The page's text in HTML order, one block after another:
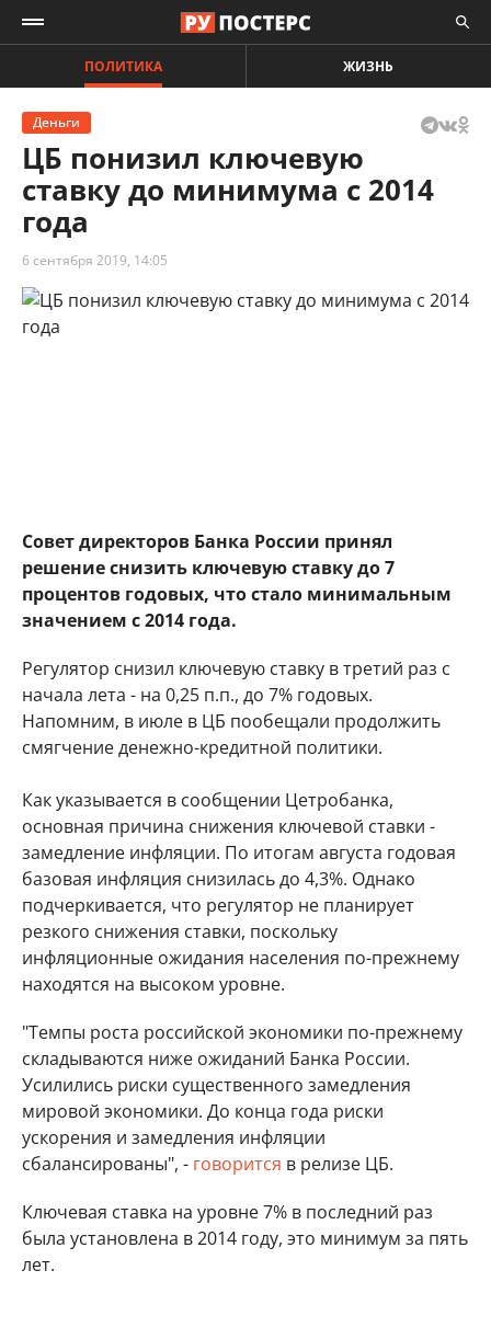
ПОЛИТИКА ЖИЗНЬ
Деньги
ЦБ понизил ключевую
ставку до минимума с 2014
года
6 сентября 2019, 14:05
Совет директоров Банка России принял
решение снизить ключевую ставку до 7
процентов годовых, что стало минимальным
значением с 2014 года.
Регулятор снизил ключевую ставку в третий раз с
начала лета - на 0,25 п.п., до 7% годовых.
Напомним, в июле в ЦБ пообещали продолжить
смягчение денежно-кредитной политики.
Как указывается в сообщении Цетробанка,
основная причина снижения ключевой ставки -
замедление инфляции. По итогам августа годовая
базовая инфляция снизилась до 4,3%. Однако
подчеркивается, что регулятор не планирует
резкого снижения ставки, поскольку
инфляционные ожидания населения по-прежнему
находятся на высоком уровне.
"Темпы роста российской экономики по-прежнему
складываются ниже ожиданий Банка России.
Усилились риски существенного замедления
мировой экономики. До конца года риски
ускорения и замедления инфляции
сбалансированы", - говорится в релизе ЦБ.
Ключевая ставка на уровне 7% в последний раз
была установлена в 2014 году, это минимум за пять
лет.